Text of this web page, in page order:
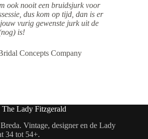
ook nooit een bruidsjurk voor
dus kom op tijd, dan is er
vurig gewenste jurk uit de
is!
Concepts Company
Lady Fitzgerald
Vintage, designer en de Lady
34 tot 54+.